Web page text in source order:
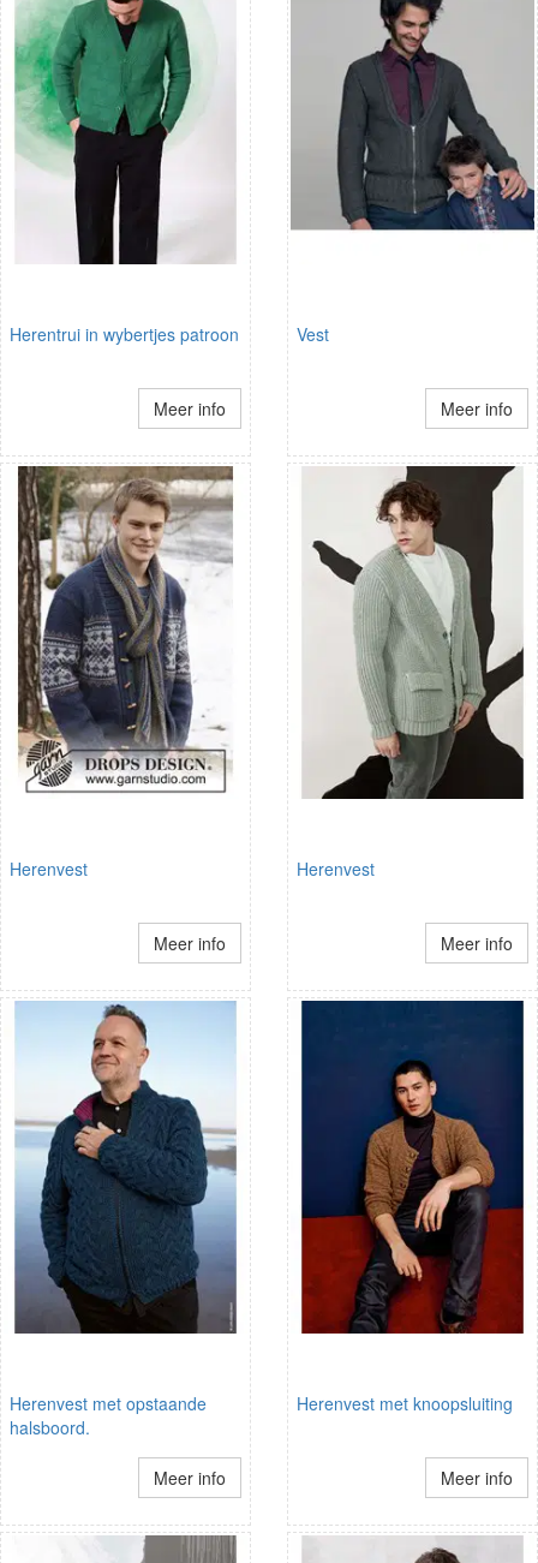
Herentrui in wybertjes patroon
Meer info
Vest
Meer info
Herenvest
Meer info
Herenvest
Meer info
Herenvest met opstaande
halsboord.
Meer info
Herenvest met knoopsluiting
Meer info